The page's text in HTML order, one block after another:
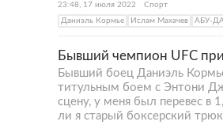
23:48, 17 июля 2022
Спорт
Даниэль Кормье
Ислам Махачев АБУ-
Бывший чемпион UFC
Бывший боец Даниэль
титульным боем с Энтони
сцену, у меня был перевес в
ли я старый боксерский